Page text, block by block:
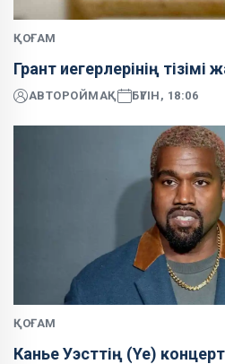
ҚОҒАМ
Грант иегерлерінің
АВТОРОЙМАҚ БҮГІН, 18:06
ҚОҒАМ
Канье Уэсттің (Ye)